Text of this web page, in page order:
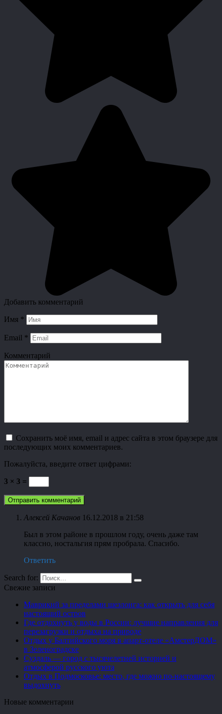
Добавить комментарий
Имя *
Email *
Комментарий
Сохранить моё имя, email и адрес сайта в этом браузере для
последующих моих комментариев.
Пожалуйста, введите ответ цифрами:
3 × 3 =
Алексей Качанов 16.12.2018 в 21:58
Был в этом районе в прошлом году, очень даже там
классно, ностальгия прям пробрала. Спасибо.
Ответить
Search for:
Свежие записи
Маврикий за пределами шезлонга: как открыть для себя
настоящий остров
Где отдохнуть у воды в России: лучшие направления для
перезагрузки и отдыха на природе
Отдых у Балтийского моря в апарт-отеле «АмстерДОМ»
в Зеленоградске
Суздаль — город с тысячелетней историей и
атмосферой русского уюта
Отдых в Подмосковье: место, где можно по-настоящему
выдохнуть
Новые комментарии